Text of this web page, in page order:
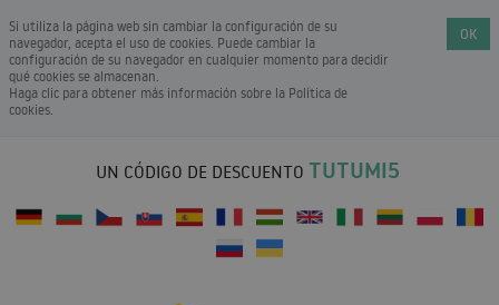
Si utiliza la página web sin cambiar la configuración de su
navegador, acepta el uso de cookies. Puede cambiar la
configuración de su navegador en cualquier momento para decidir
qué cookies se almacenan.
Haga clic para obtener más información sobre la Política de
cookies.
OK
UN CÓDIGO DE DESCUENTO TUTUMI5